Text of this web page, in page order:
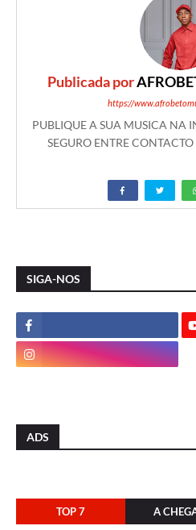
Publicada por
https://
PUBLIQUE A SUA MUSICA NA
SEGURO ENTRE
SIGA-NOS
ADS
TOP 7 A